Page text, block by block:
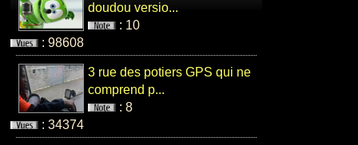
doudou versio...
: 10
: 98608
3 rue des potiers GPS qui ne
comprend p...
: 8
: 34374